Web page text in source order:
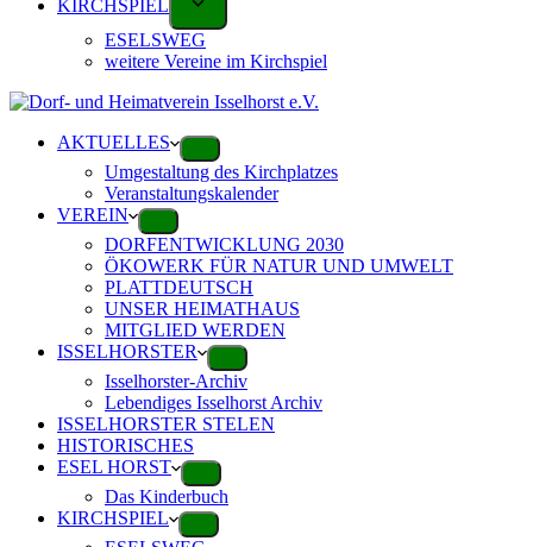
KIRCHSPIEL
ESELSWEG
weitere Vereine im Kirchspiel
AKTUELLES
Umgestaltung des Kirchplatzes
Veranstaltungskalender
VEREIN
DORFENTWICKLUNG 2030
ÖKOWERK FÜR NATUR UND UMWELT
PLATTDEUTSCH
UNSER HEIMATHAUS
MITGLIED WERDEN
ISSELHORSTER
Isselhorster-Archiv
Lebendiges Isselhorst Archiv
ISSELHORSTER STELEN
HISTORISCHES
ESEL HORST
Das Kinderbuch
KIRCHSPIEL